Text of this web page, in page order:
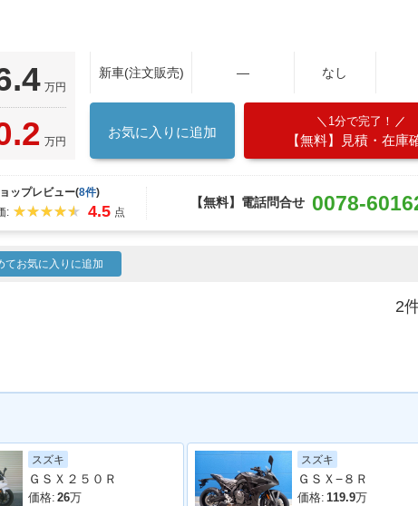
万円
万円
新車(注文販売) ― なし
お気に入りに追加
1分で完了！
【無料】見積・在庫
ップレビュー(8件)
:
4.5 点
【無料】電話問合せ 0078-
てお気に入りに追加
2
スズキ
ＧＳＸ２５０Ｒ
価格: 26万
スズキ
ＧＳＸ−８Ｒ
価格: 119.9万